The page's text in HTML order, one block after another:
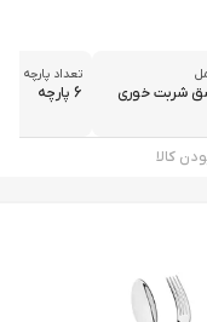
شربت خوری
تعداد پارچه
6 پارچه
کالا